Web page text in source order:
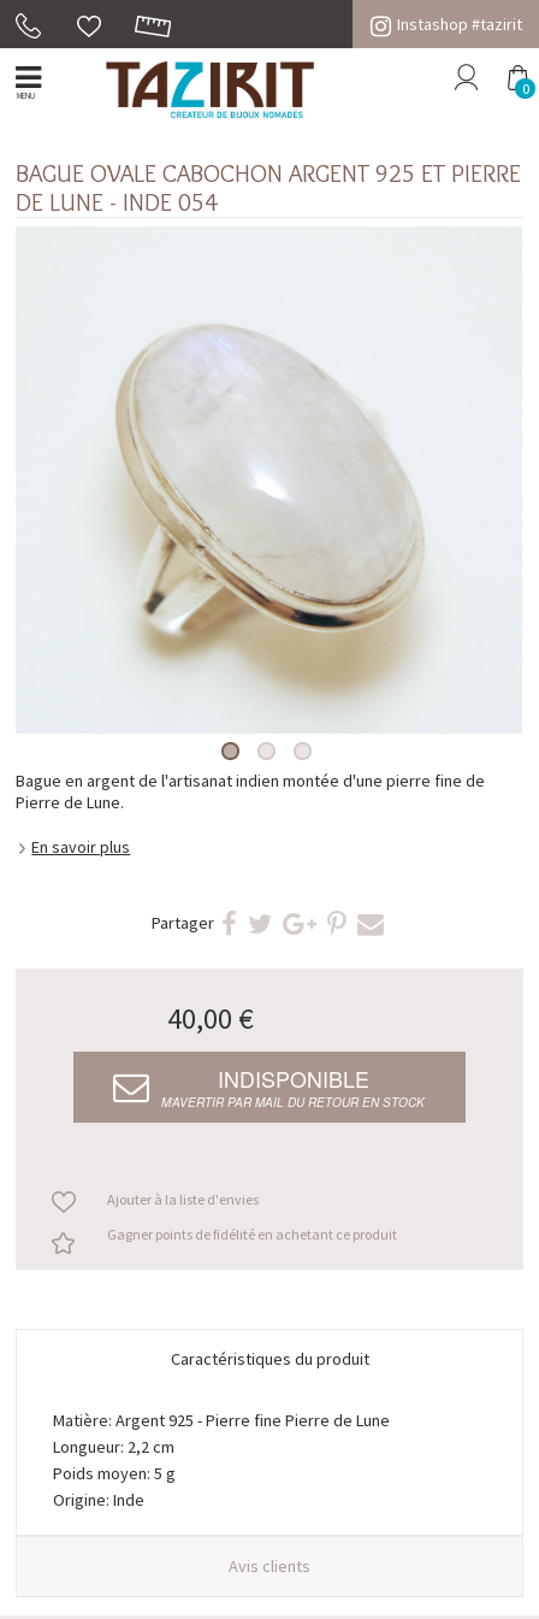
Instashop #tazirit
MENU 0
BAGUE OVALE CABOCHON ARGENT 925 ET PIERRE
DE LUNE - INDE 054
Bague en argent de l'artisanat indien montée d'une pierre fine de
Pierre de Lune.
En savoir plus
Partager
40,00 €
INDISPONIBLE
M’AVERTIR PAR MAIL DU RETOUR EN STOCK
Ajouter à la liste d'envies
Gagner points de fidélité en achetant ce produit
Caractéristiques du produit
Matière: Argent 925 - Pierre fine Pierre de Lune
Longueur: 2,2 cm
Poids moyen: 5 g
Origine: Inde
Avis clients